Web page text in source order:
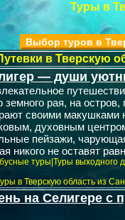
Туры в
Выбор туров в
в Тверскую
— души
рая, на
своими
духовным
пейзажи,
никого не оставят
туры|Туры выходного
в Тверскую область из
на Селигере с